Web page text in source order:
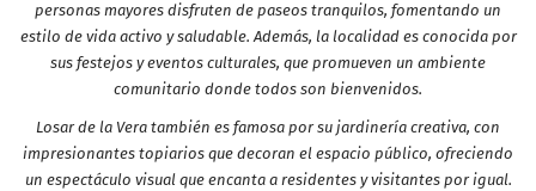
personas mayores disfruten de paseos tranquilos, fomentando un
estilo de vida activo y saludable. Además, la localidad es conocida por
sus festejos y eventos culturales, que promueven un ambiente
comunitario donde todos son bienvenidos.
Losar de la Vera también es famosa por su jardinería creativa, con
impresionantes topiarios que decoran el espacio público, ofreciendo
un espectáculo visual que encanta a residentes y visitantes por igual.